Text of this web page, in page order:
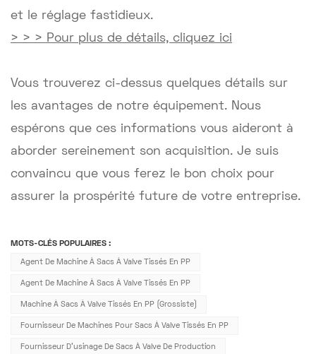
et le réglage fastidieux.
> > > Pour plus de détails, cliquez ici
Vous trouverez ci-dessus quelques détails sur
les avantages de notre équipement. Nous
espérons que ces informations vous aideront à
aborder sereinement son acquisition. Je suis
convaincu que vous ferez le bon choix pour
assurer la prospérité future de votre entreprise.
MOTS-CLÉS POPULAIRES :
Agent De Machine À Sacs À Valve Tissés En PP
Agent De Machine À Sacs À Valve Tissés En PP
Machine À Sacs À Valve Tissés En PP (grossiste)
Fournisseur De Machines Pour Sacs À Valve Tissés En PP
Fournisseur D'usinage De Sacs À Valve De Production